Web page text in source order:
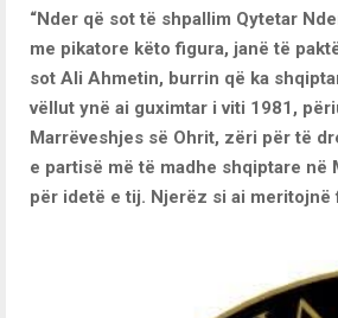
“Nder që sot të shpallim Qytetar
me pikatore këto figura, janë të
sot Ali Ahmetin, burrin që ka
vëllut ynë ai guximtar i viti 1981,
Marrëveshjes së Ohrit, zëri për të
e partisë më të madhe shqiptare
për idetë e tij. Njerëz si ai meritojnë